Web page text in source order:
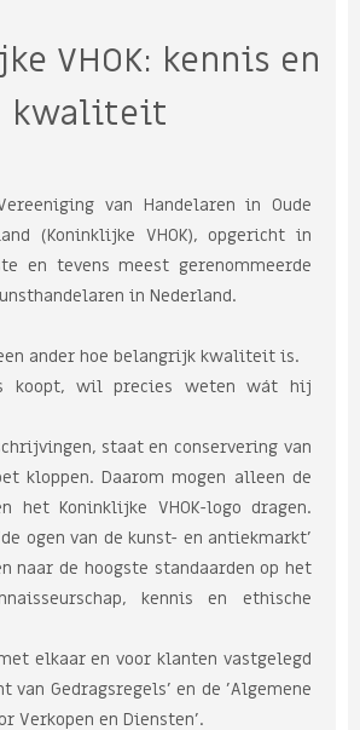
VHOK: kennis en
kwaliteit
van Handelaren in Oude
(Koninklijke VHOK), opgericht in
en tevens meest gerenommeerde
in Nederland.
ander hoe belangrijk kwaliteit is.
koopt, wil precies weten wát hij
staat en conservering van
kloppen. Daarom mogen alleen de
het Koninklijke VHOK-logo dragen.
ogen van de kunst- en antiekmarkt'
naar de hoogste standaarden op het
kennis en ethische
elkaar en voor klanten vastgelegd
van Gedragsregels' en de 'Algemene
Verkopen en Diensten'.